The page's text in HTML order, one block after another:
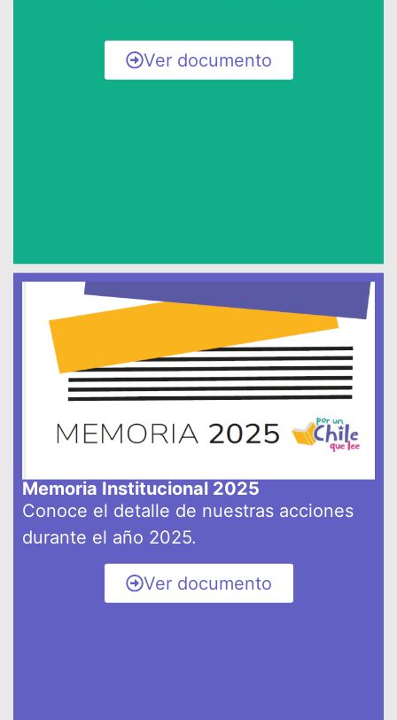
Ver documento
Memoria Institucional 2025
Conoce el detalle de nuestras acciones
durante el año 2025.
Ver documento